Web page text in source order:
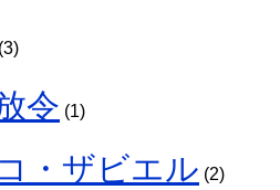
(3)
令 (1)
・ザビエル (2)